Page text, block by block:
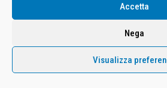
Accetta
Nega
Visualizza